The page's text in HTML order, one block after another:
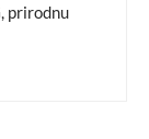
prirodnu